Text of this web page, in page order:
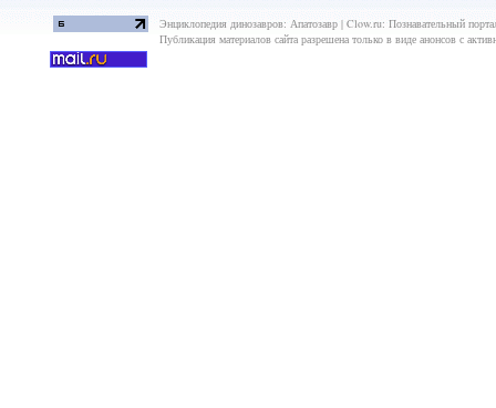
Энциклопедия динозавров: Апатозавр | Clow.ru: Познавательный
Публикация материалов сайта разрешена только в виде анонсов с